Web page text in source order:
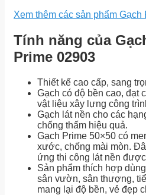
Xem thêm các sản phẩm Gạch
Tính năng của
Prime 02903
Thiết kế cao cấp, sang
Gạch có độ bền cao, đạt
vật liệu xây lựng công
Gạch lát nền cho các
chống thấm hiệu quả.
Gạch Prime 50×50 có
xước, chống mài mòn.
ứng thi công lát nền
Sản phẩm thích hợp
sân vườn, sân thượng,
mang lại độ bền, vẻ đẹp